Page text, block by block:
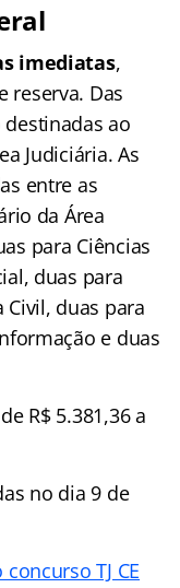
imediatas,
reserva. Das
ao
Judiciária. As
entre as
da Área
para Ciências
duas para
Civil, duas para
e duas
R$ 5.381,36 a
no dia 9 de
TJ CE